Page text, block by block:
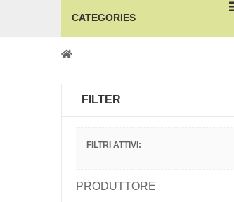
CATEGORIES
FILTER
FILTRI ATTIVI:
PRODUTTORE